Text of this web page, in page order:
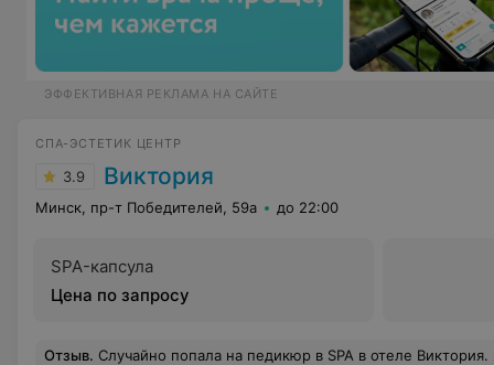
ЭФФЕКТИВНАЯ РЕКЛАМА НА САЙТЕ
СПА-ЭСТЕТИК ЦЕНТР
3.9 Виктория
Минск, пр-т Победителей, 59а до 22:00
SPA-капсула
Цена по запросу
Отзыв. Случайно попала на педикюр в SPA в отеле Виктория. Я в восхищении!!! Мастер Ольга специалист своего дела! Такими мои ножки ещё никогда не были!!! Обработка идеальная! Проработан каждый пальчик! Каждый миллиметрик!